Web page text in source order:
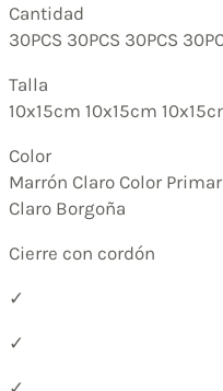
Cantidad
30PCS 30PCS 30PCS
Talla
10x15cm 10x15cm
Color
Marrón Claro Color
Claro Borgoña
Cierre con cordón
✓
✓